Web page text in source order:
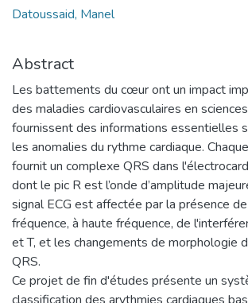
Datoussaid, Manel
Abstract
Les battements du cœur ont un impact
des maladies cardiovasculaires en
fournissent des informations essentielles
les anomalies du rythme cardiaque.
fournit un complexe QRS dans
dont le pic R est l’onde d’amplitude
signal ECG est affectée par la présence
fréquence, à haute fréquence, de
et T, et les changements de morphologie
QRS.
Ce projet de fin d'études présente un